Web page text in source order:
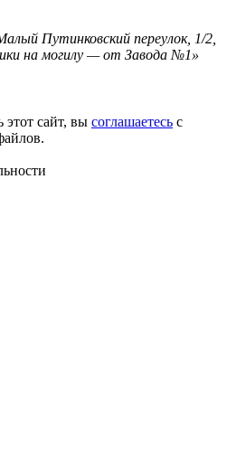
Путинковский переулок, 1/2,
на могилу — от Завода №1»
этот сайт, вы соглашаетесь с